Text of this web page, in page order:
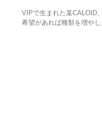
VIPで生まれた某CALOID
希望があれば種類を増やし